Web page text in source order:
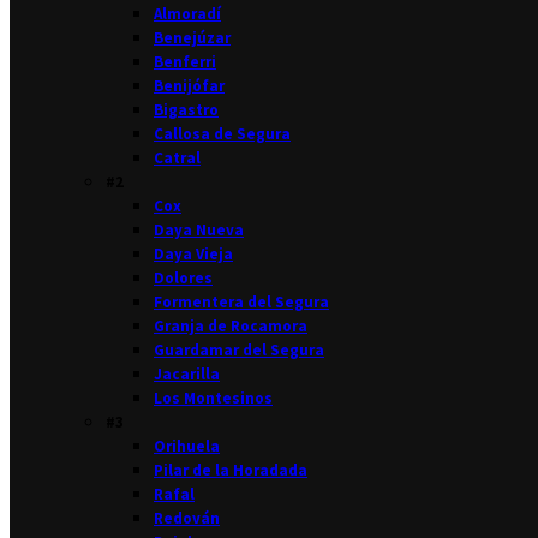
Almoradí
Benejúzar
Benferri
Benijófar
Bigastro
Callosa de Segura
Catral
Cox
Daya Nueva
Daya Vieja
Dolores
Formentera del Segura
Granja de Rocamora
Guardamar del Segura
Jacarilla
Los Montesinos
Orihuela
Pilar de la Horadada
Rafal
Redován